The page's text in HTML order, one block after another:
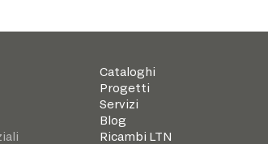
Cataloghi
Progetti
Servizi
Blog
Ricambi LTN